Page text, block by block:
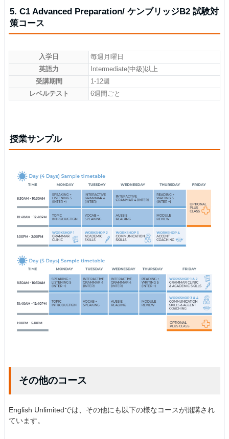
5. C1 Advanced Preparation/ ケンブリッジB2 試験対
策コース
入学日
毎週月曜日
英語力
Intermediate(中級)以上
受講期間
1-12週
レベルテスト
6週間ごと
授業サンプル
その他のコース
English Unlimitedでは、その他にも以下の様なコースが開講され
ています。